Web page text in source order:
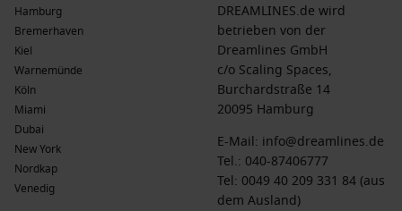
Hamburg
Bremerhaven
Kiel
Warnemünde
Köln
Miami
Dubai
New York
Nordkap
Venedig
DREAMLINES.de wird
betrieben von der
Dreamlines GmbH
c/o Scaling Spaces,
Burchardstraße 14
20095 Hamburg
E-Mail: info@dreamlines.de
Tel.: 040-87406777
Tel: 0049 40 209 331 84 (aus
dem Ausland)